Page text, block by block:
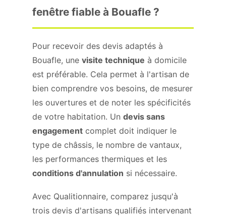
fenêtre fiable à Bouafle ?
Pour recevoir des devis adaptés à
Bouafle, une visite technique à domicile
est préférable. Cela permet à l'artisan de
bien comprendre vos besoins, de mesurer
les ouvertures et de noter les spécificités
de votre habitation. Un devis sans
engagement complet doit indiquer le
type de châssis, le nombre de vantaux,
les performances thermiques et les
conditions d'annulation si nécessaire.
Avec Qualitionnaire, comparez jusqu'à
trois devis d'artisans qualifiés intervenant